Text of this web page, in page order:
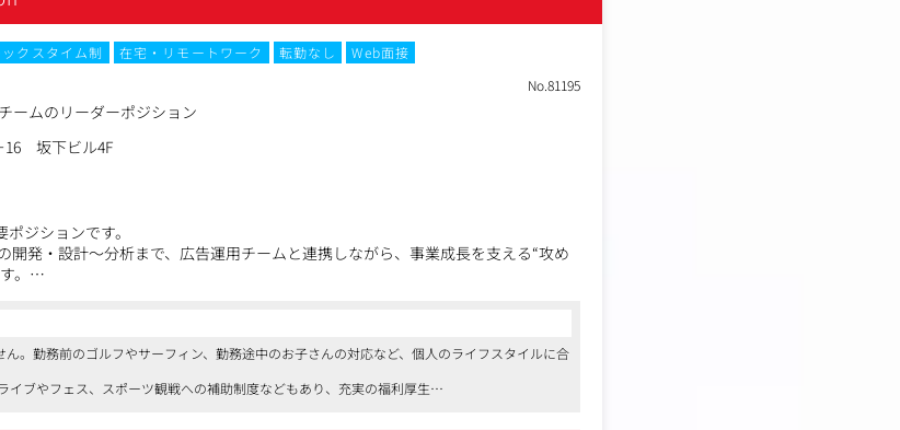
ックスタイム制 在宅・リモートワーク 転勤なし
Web面接
No.81195
ームのリーダーポジション
16 坂下ビル4F
ジションです。
開発・設計～分析まで、広告運用チームと連携しながら、事業成長を支える“攻め
。
フローの把握からスタートし、その後はリーダーとして以下の業務を中心にお任せ
業務）
。勤務前のゴルフやサーフィン、勤務途中のお子さんの対応など、個人のライフスタイルに合
ブやフェス、スポーツ観戦への補助制度などもあり、充実の福利厚生